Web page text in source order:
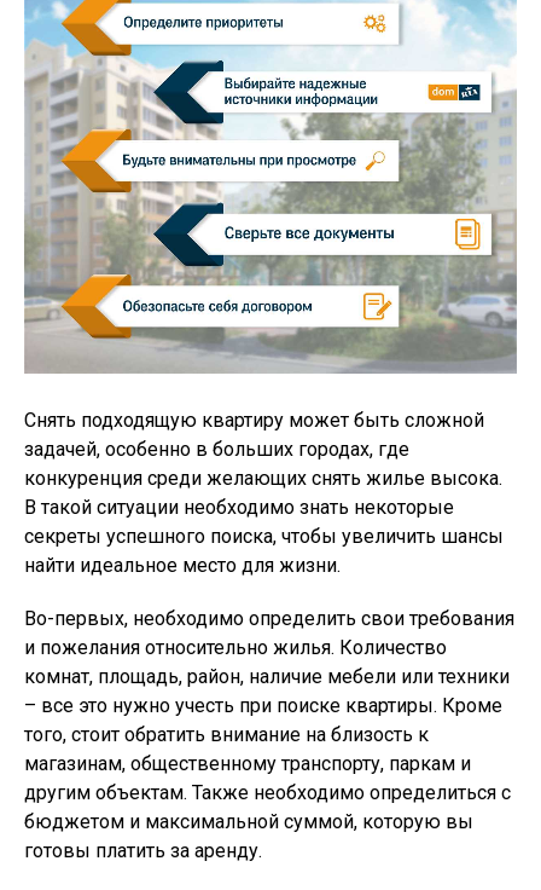
Снять подходящую квартиру может быть сложной
задачей, особенно в больших городах, где
конкуренция среди желающих снять жилье высока.
В такой ситуации необходимо знать некоторые
секреты успешного поиска, чтобы увеличить шансы
найти идеальное место для жизни.
Во-первых, необходимо определить свои требования
и пожелания относительно жилья. Количество
комнат, площадь, район, наличие мебели или техники
– все это нужно учесть при поиске квартиры. Кроме
того, стоит обратить внимание на близость к
магазинам, общественному транспорту, паркам и
другим объектам. Также необходимо определиться с
бюджетом и максимальной суммой, которую вы
готовы платить за аренду.